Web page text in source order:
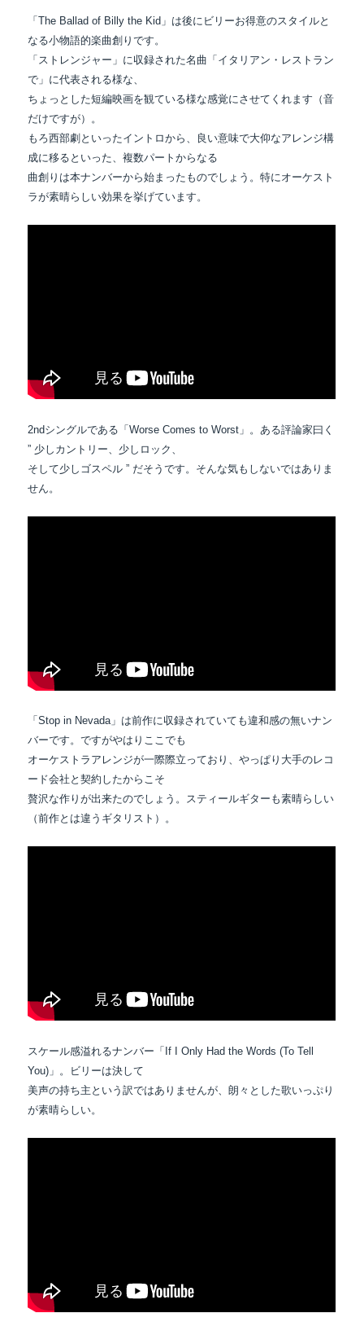
「The Ballad of Billy the Kid」は後にビリーお得意のスタイルと
なる小物語的楽曲創りです。
「ストレンジャー」に収録された名曲「イタリアン・レストラン
で」に代表される様な、
ちょっとした短編映画を観ている様な感覚にさせてくれます（音
だけですが）。
もろ西部劇といったイントロから、良い意味で大仰なアレンジ構
成に移るといった、複数パートからなる
曲創りは本ナンバーから始まったものでしょう。特にオーケスト
ラが素晴らしい効果を挙げています。
2ndシングルである「Worse Comes to Worst」。ある評論家曰く
” 少しカントリー、少しロック、
そして少しゴスペル ” だそうです。そんな気もしないではありま
せん。
「Stop in Nevada」は前作に収録されていても違和感の無いナン
バーです。ですがやはりここでも
オーケストラアレンジが一際際立っており、やっぱり大手のレコ
ード会社と契約したからこそ
贅沢な作りが出来たのでしょう。スティールギターも素晴らしい
（前作とは違うギタリスト）。
スケール感溢れるナンバー「If I Only Had the Words (To Tell
You)」。ビリーは決して
美声の持ち主という訳ではありませんが、朗々とした歌いっぷり
が素晴らしい。